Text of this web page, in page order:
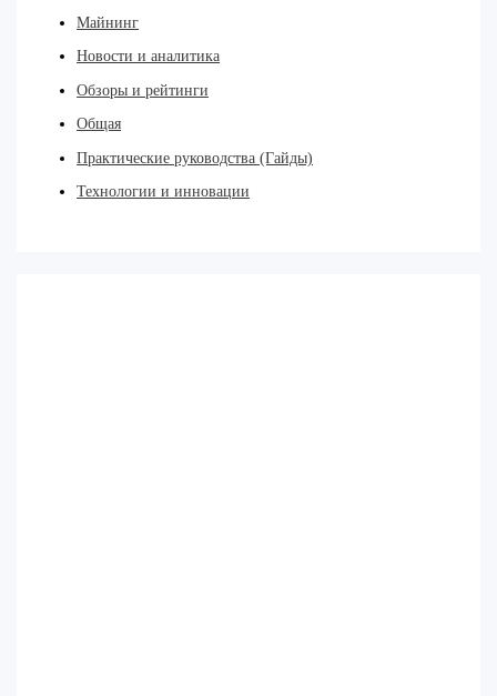
Майнинг
Новости и аналитика
Обзоры и рейтинги
Общая
Практические руководства (Гайды)
Технологии и инновации